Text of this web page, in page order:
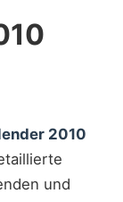
2010
und